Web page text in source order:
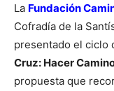
La Fundación
Cofradía de la
presentado el ciclo
Cruz: Hacer
propuesta que